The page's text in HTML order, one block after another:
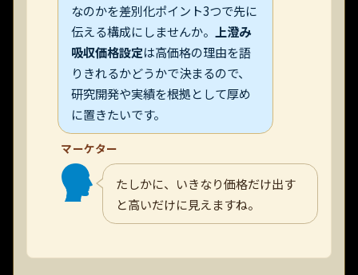
なのかを差別化ポイント3つで先に
伝える構成にしませんか。
上澄み
吸収価格設定は高価格の理由を語
りきれるかどうかで決まるので、
研究開発や実績を根拠として厚め
に置きたいです。
マーケター
たしかに、いきなり価格だけ出す
と高いだけに見えますね。